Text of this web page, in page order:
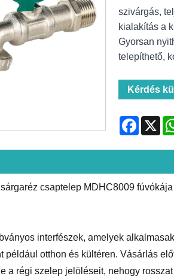
szivárgás,
kialakítás a
Gyorsan
telepíthető,
Kérdés
X
csaptelep MDHC8009
interfészek, amelyek
például otthon és kültéren. Vásárlás
a régi szelep jelöléseit, nehogy